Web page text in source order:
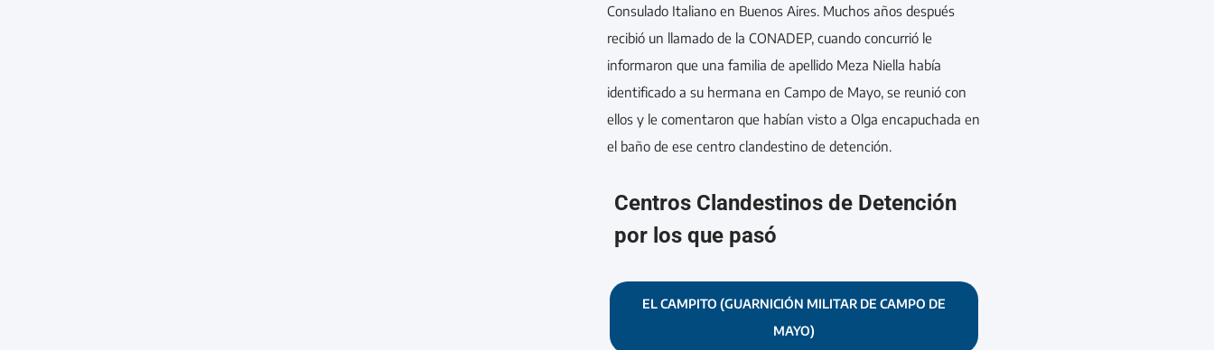
Consulado Italiano en Buenos Aires. Muchos años después
recibió un llamado de la CONADEP, cuando concurrió le
informaron que una familia de apellido Meza Niella había
identificado a su hermana en Campo de Mayo, se reunió con
ellos y le comentaron que habían visto a Olga encapuchada en
el baño de ese centro clandestino de detención.
Centros Clandestinos de Detención
por los que pasó
EL CAMPITO (GUARNICIÓN MILITAR DE CAMPO DE
MAYO)